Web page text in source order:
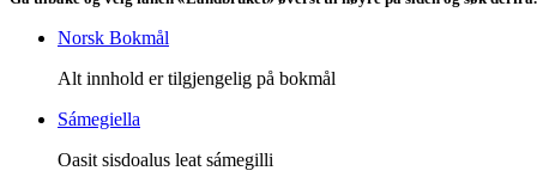
Norsk Bokmål
Alt innhold er tilgjengelig på bokmål
Sámegiella
Oasit sisdoalus leat sámegilli